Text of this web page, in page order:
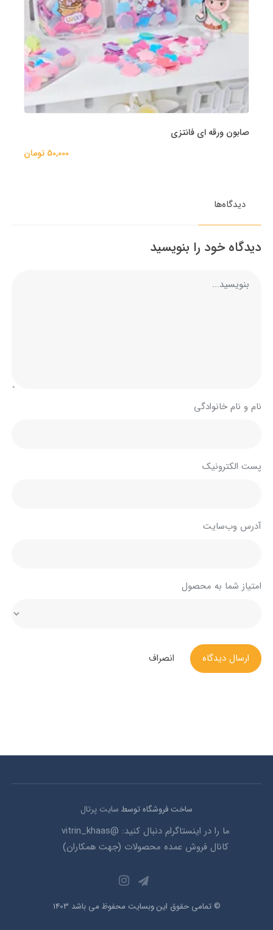
صابون ورقه ای فانتزی
50,000 تومان
دیدگاه‌ها
دیدگاه خود را بنویسید
نام و نام خانوادگی
پست الکترونیک
آدرس وب‌سایت
امتیاز شما به محصول
ارسال دیدگاه انصراف
ساخت فروشگاه توسط سایت پرتال
ما را در اینستاگرام دنبال کنید: @vitrin_khaas
کانال فروش عمده محصولات (جهت همکاران)
© تمامی حقوق این وبسایت محفوظ می باشد 1403